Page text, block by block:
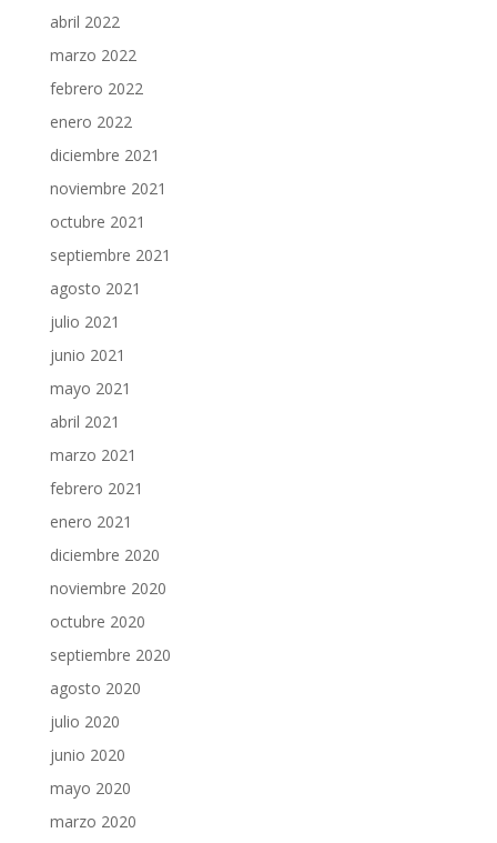
abril 2022
marzo 2022
febrero 2022
enero 2022
diciembre 2021
noviembre 2021
octubre 2021
septiembre 2021
agosto 2021
julio 2021
junio 2021
mayo 2021
abril 2021
marzo 2021
febrero 2021
enero 2021
diciembre 2020
noviembre 2020
octubre 2020
septiembre 2020
agosto 2020
julio 2020
junio 2020
mayo 2020
marzo 2020